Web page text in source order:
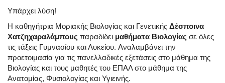
Υπάρχει λύση!
Η καθηγήτρια Μοριακής Βιολογίας και Γενετικής Δέσποινα
Χατζηχαραλάμπους παραδίδει μαθήματα Βιολογίας σε όλες
τις τάξεις Γυμνασίου και Λυκείου. Αναλαμβάνει την
προετοιμασία για τις πανελλαδικές εξετάσεις στο μάθημα της
Βιολογίας και τους μαθητές του ΕΠΑΛ στο μάθημα της
Ανατομίας, Φυσιολογίας και Υγιεινής.